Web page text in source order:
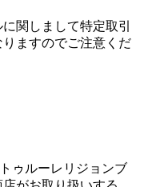
関しまして特定取引
ますのでご注意くだ
ゥルーレリジョンブ